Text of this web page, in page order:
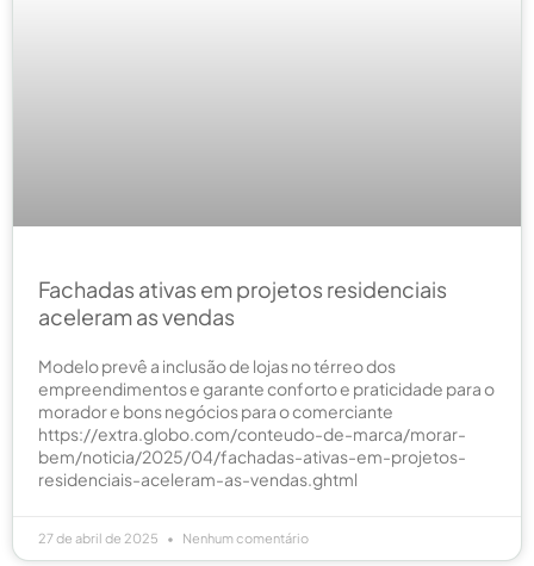
Fachadas ativas em projetos residenciais
aceleram as vendas
Modelo prevê a inclusão de lojas no térreo dos
empreendimentos e garante conforto e praticidade para o
morador e bons negócios para o comerciante
https://extra.globo.com/conteudo-de-marca/morar-
bem/noticia/2025/04/fachadas-ativas-em-projetos-
residenciais-aceleram-as-vendas.ghtml
27 de abril de 2025 Nenhum comentário